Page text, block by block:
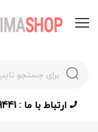
ارتباط با ما : 09397129441